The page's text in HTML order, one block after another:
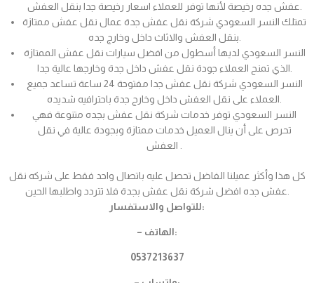
عفش جده رخيصة لأنها توفر للعملاء اسعار رخيصة جدا بنقل العفش.
تمتلك النسر السعودي شركة نقل عفش جدة عمال نقل عفش ممتازة
بنقل العفش والاثاث داخل وخارج جده.
النسر السعودي لديها أسطول من افضل سيارات نقل عفش الممتازة
الذي تمنح العملاء جودة نقل عفش داخل جدة وخارجها عالية جدا.
النسر السعودي شركة نقل عفش جدا مفتوحة 24 ساعة تساعد جميع
العملاء على نقل العفش داخل وخارج جدة باحترافيه شديده.
النسر السعودي توفر خدمات شركة نقل عفش بجده متنوعة فهي
تحرص على أن ينال العميل خدمات ممتازة وبجودة عالية في نقل
العفش .
كل هذا وأكثر عميلنا الفاضل تحصل عليه باتصال واحد فقط على شركه نقل
عفش جده افضل شركة نقل عفش بجدة فلا تتردد واطلبها الحين.
للتواصل والاستفسار:
– الهاتف:
0537213637